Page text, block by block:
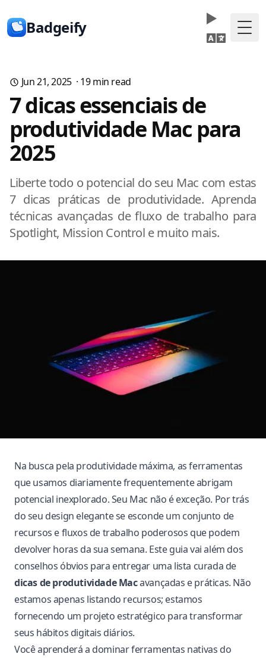
Badgeify
Jun 21, 2025· 19min read
7 dicas essenciais de
produtividade Mac para
2025
Liberte todo o potencial do seu Mac com estas
7 dicas práticas de produtividade. Aprenda
técnicas avançadas de fluxo de trabalho para
Spotlight, Mission Control e muito mais.
Na busca pela produtividade máxima, as ferramentas
que usamos diariamente frequentemente abrigam
potencial inexplorado. Seu Mac não é exceção. Por trás
do seu design elegante se esconde um conjunto de
recursos e fluxos de trabalho poderosos que podem
devolver horas da sua semana. Este guia vai além dos
conselhos óbvios para entregar uma lista curada de
dicas de produtividade Macavançadas e práticas. Não
estamos apenas listando recursos; estamos
fornecendo um projeto estratégico para transformar
seus hábitos digitais diários.
Você aprenderá a dominar ferramentas nativas do